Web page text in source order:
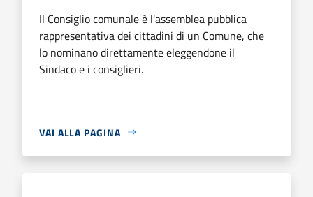
Il Consiglio comunale è l'assemblea pubblica
rappresentativa dei cittadini di un Comune, che
lo nominano direttamente eleggendone il
Sindaco e i consiglieri.
VAI ALLA PAGINA